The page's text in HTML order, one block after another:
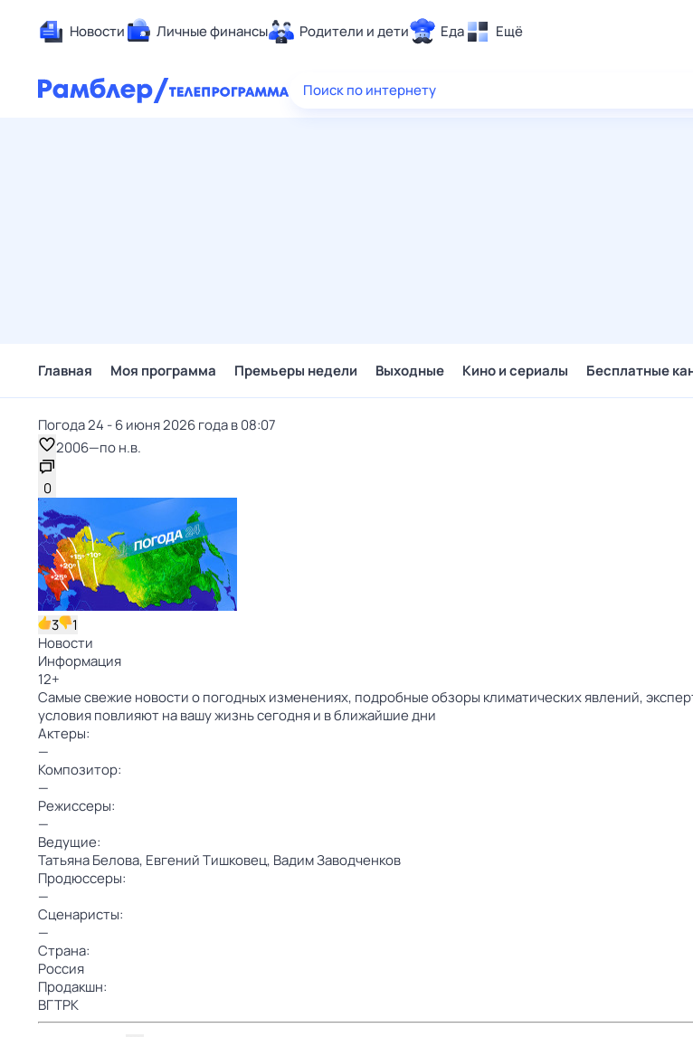
Новости Личные финансы Родители и дети Еда Ещё
Здоровье
Поиск по интернету
Главная Моя программа Премьеры недели Выходные Кино и сериалы Бесплатные
Погода 24 - 6 июня 2026 года в 08:07
2006—по н.в.
0
3
1
Новости
Информация
12+
Самые свежие новости о погодных изменениях, подробные обзоры климатических явлений,
условия повлияют на вашу жизнь сегодня и в ближайшие дни
Актеры:
—
Композитор:
—
Режиссеры:
—
Ведущие:
Татьяна Белова, Евгений Тишковец, Вадим Заводченков
Продюссеры:
—
Сценаристы:
—
Страна:
Россия
Продакшн:
ВГТРК